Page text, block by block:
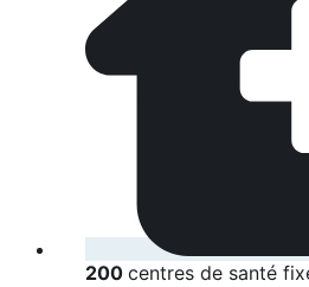
200 centres de santé